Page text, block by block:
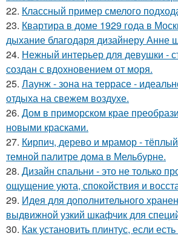
22. Классный пример смелого
23. Квартира в доме 1929 года в
дыхание благодаря дизайнеру Анне
24. Нежный интерьер для девушки -
создан с вдохновением от моря.
25. Лаунж - зона на террасе -
отдыха на свежем воздухе.
26. Дом в приморском крае
новыми красками.
27. Кирпич, дерево и мрамор -
темной палитре дома в Мельбурне.
28. Дизайн спальни - это не только
ощущение уюта, спокойствия и
29. Идея для дополнительного
выдвижной узкий шкафчик для
30. Как установить плинтус, если